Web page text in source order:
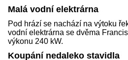
Malá vodní elektrárna
Pod hrází se nachází na výtoku
vodní elektrárna se dvěma
výkonu 240 kW.
Koupání nedaleko stavidla